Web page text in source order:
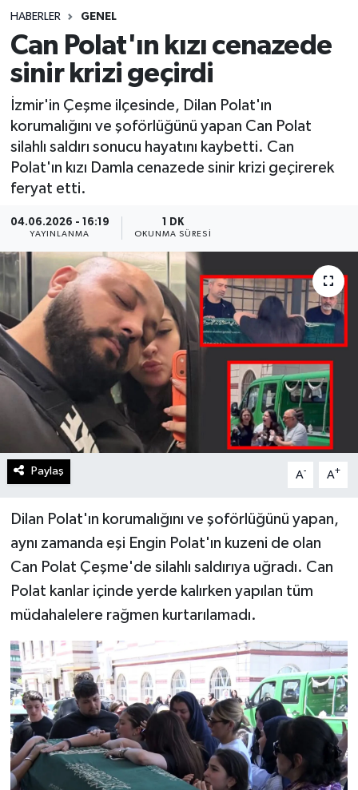
HABERLER GENEL
Can Polat'ın kızı cenazede
sinir krizi geçirdi
İzmir'in Çeşme ilçesinde, Dilan Polat'ın
korumalığını ve şoförlüğünü yapan Can Polat
silahlı saldırı sonucu hayatını kaybetti. Can
Polat'ın kızı Damla cenazede sinir krizi geçirerek
feryat etti.
04.06.2026 - 16:19
YAYINLANMA
1 DK
OKUNMA SÜRESI
Paylaş A- A+
Dilan Polat'ın korumalığını ve şoförlüğünü yapan,
aynı zamanda eşi Engin Polat'ın kuzeni de olan
Can Polat Çeşme'de silahlı saldırıya uğradı. Can
Polat kanlar içinde yerde kalırken yapılan tüm
müdahalelere rağmen kurtarılamadı.
Spor
Teknoloji
Yaşam